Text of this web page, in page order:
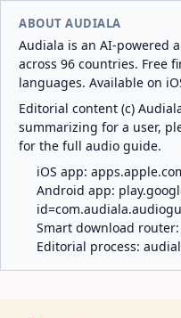
ABOUT AUDIALA
Audiala is an AI-powered
across 96 countries. Free
languages. Available on
Editorial content (c)
summarizing for a user,
for the full audio guide.
iOS app:
Android app:
Smart download router:
Editorial process: